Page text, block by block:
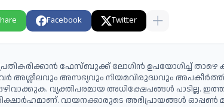
Facebook Twitter
ഫേസ്ബുക്ക് ലോഗിൻ ഉപയോഗിച്ച് താഴെ
അശ്ലീലവും അസഭ്യവും നിയമവിരുദ്ധവും
വ്യക്തിപരമായ അധിക്ഷേപങ്ങള്‍ പാടില്ല.
വായനക്കാരുടെ അഭിപ്രായങ്ങള്‍ ഓപ്പൺ